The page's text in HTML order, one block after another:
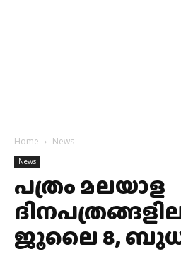
Home News
News
പത്രം മലയാള
ജൂലൈ 8,